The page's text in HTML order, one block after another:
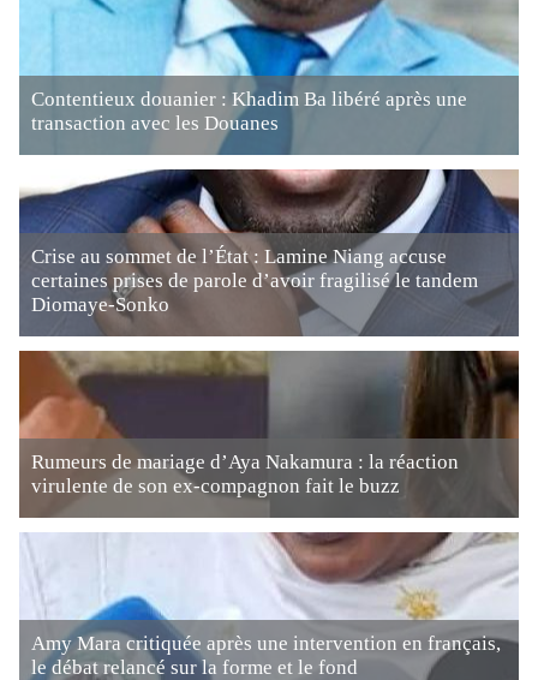
Contentieux douanier : Khadim Ba libéré après une
transaction avec les Douanes
Crise au sommet de l’État : Lamine Niang accuse
certaines prises de parole d’avoir fragilisé le tandem
Diomaye-Sonko
Rumeurs de mariage d’Aya Nakamura : la réaction
virulente de son ex-compagnon fait le buzz
Amy Mara critiquée après une intervention en français,
le débat relancé sur la forme et le fond